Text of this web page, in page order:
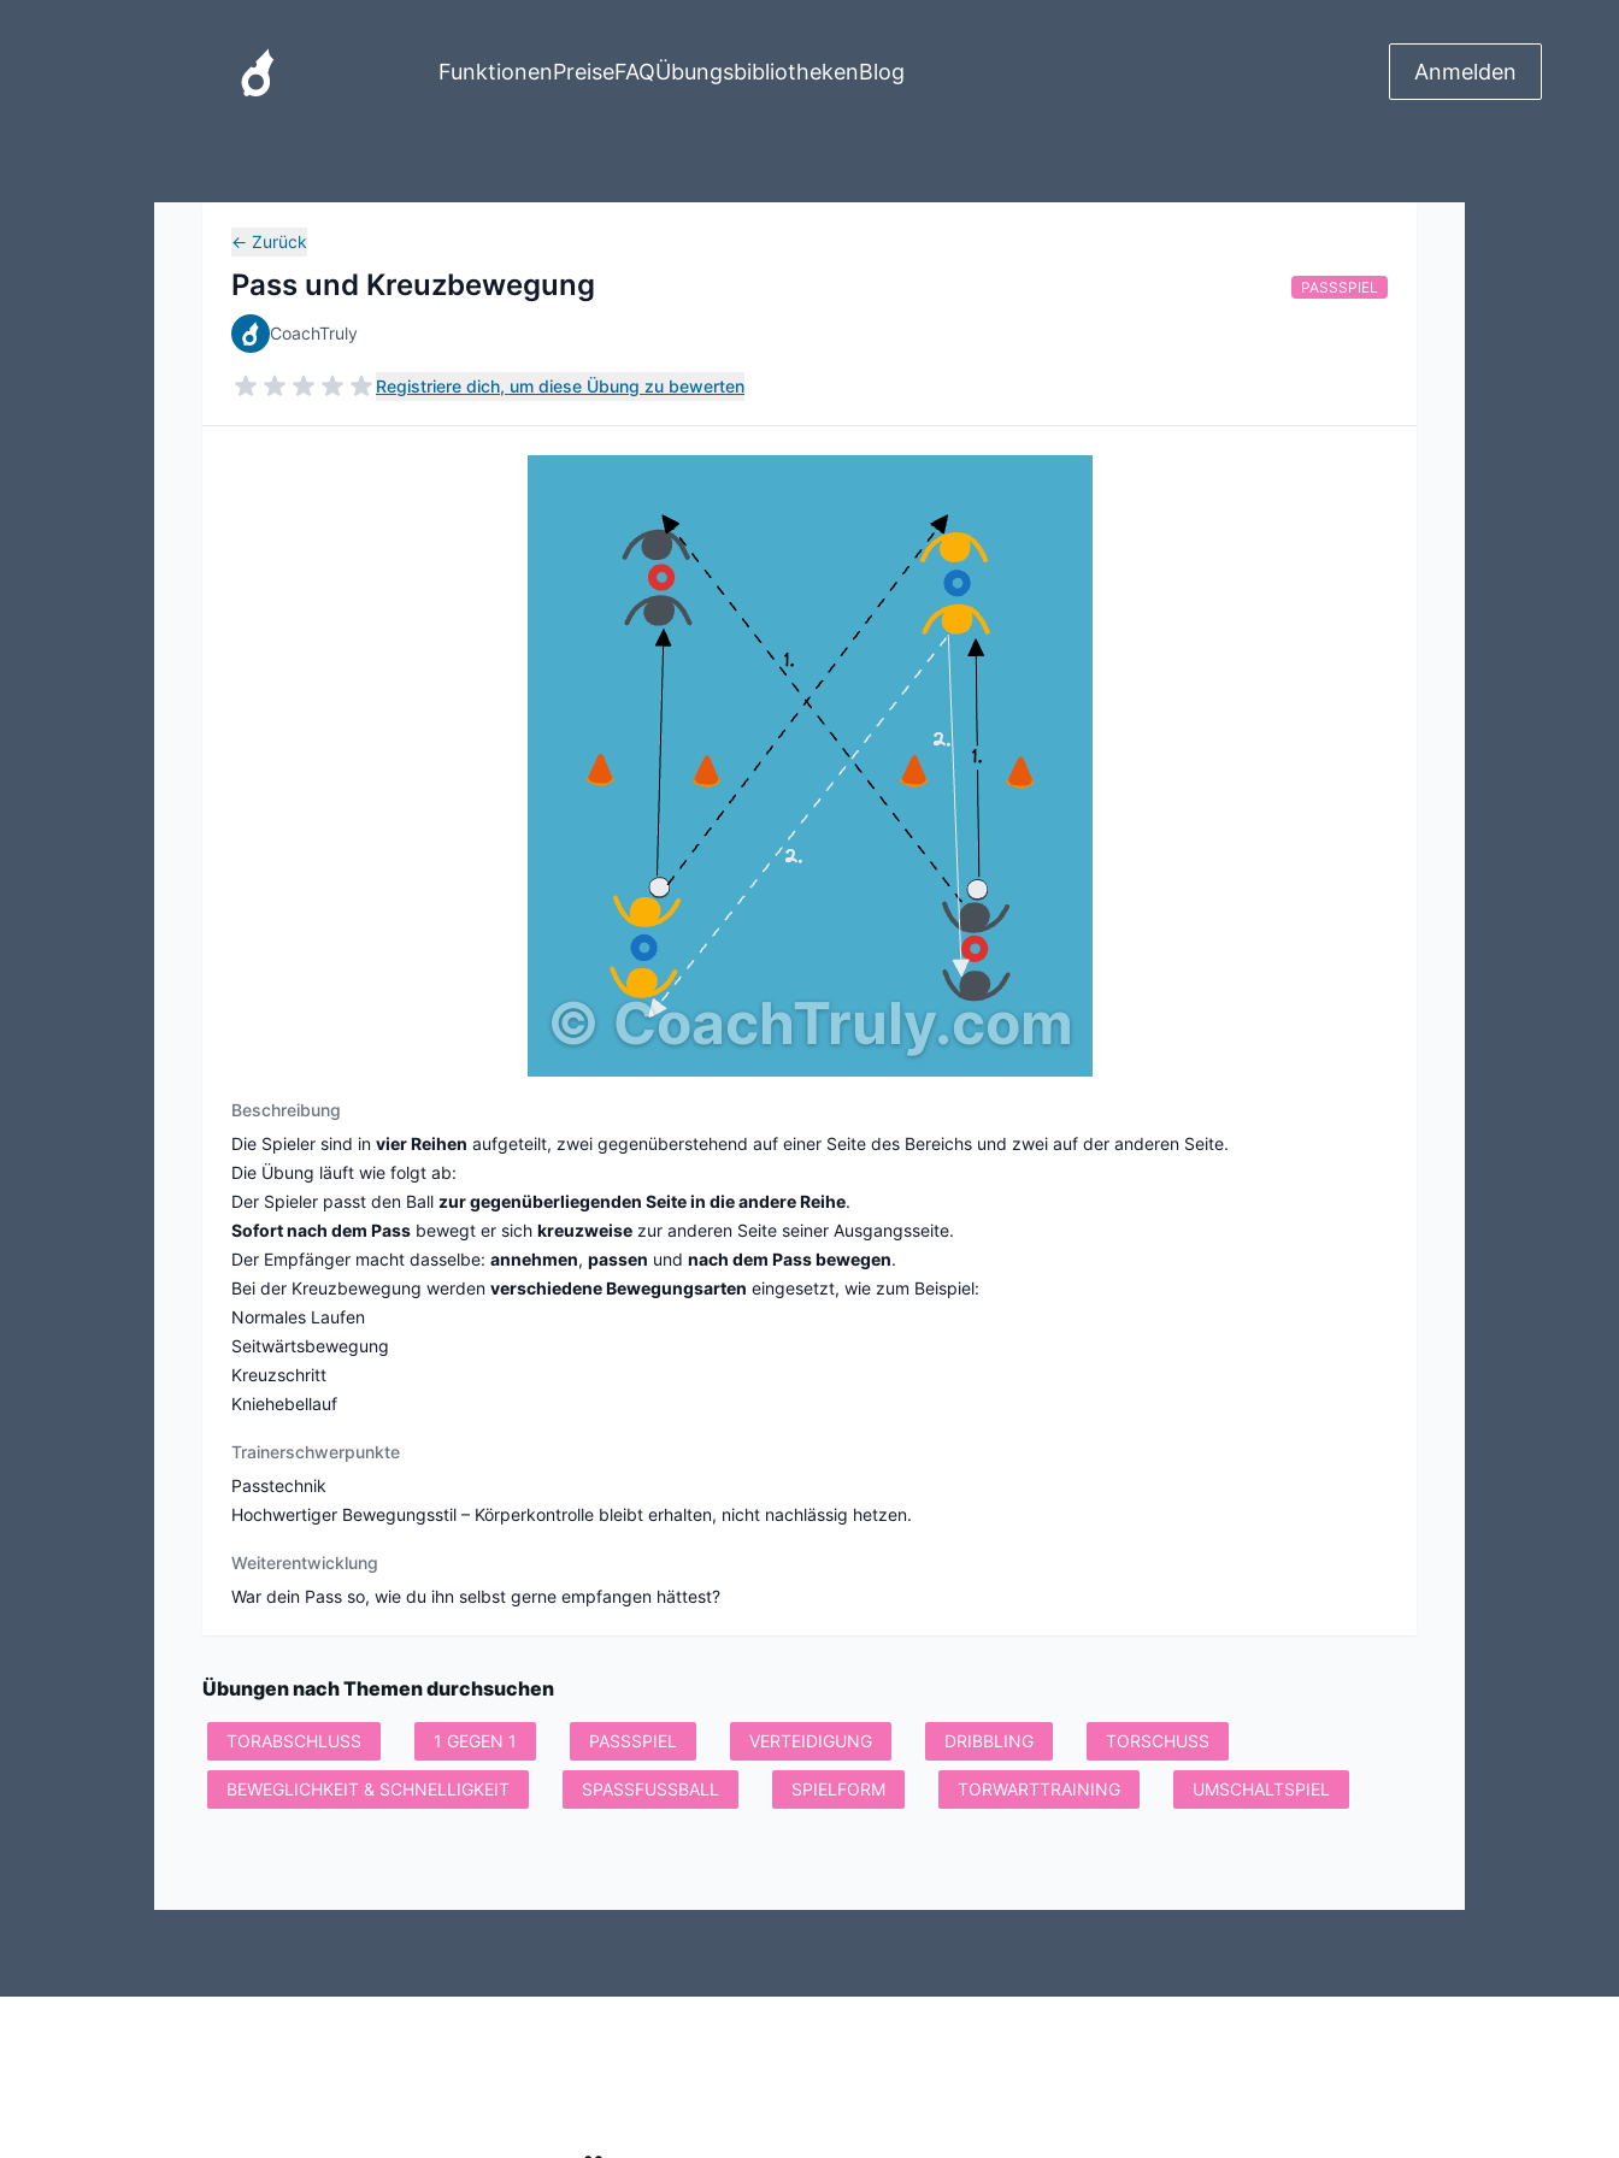
FunktionenPreiseFAQÜbungsbibliothekenBlog Anmelden
← Zurück
Pass und Kreuzbewegung
CoachTruly
Registriere dich, um diese Übung zu bewerten
PASSSPIEL
© CoachTruly.com
Beschreibung
Die Spieler sind in vier Reihen aufgeteilt, zwei gegenüberstehend auf einer Seite des Bereichs und zwei auf der anderen Seite.
Die Übung läuft wie folgt ab:
Der Spieler passt den Ball zur gegenüberliegenden Seite in die andere Reihe.
Sofort nach dem Pass bewegt er sich kreuzweise zur anderen Seite seiner Ausgangsseite.
Der Empfänger macht dasselbe: annehmen, passen und nach dem Pass bewegen.
Bei der Kreuzbewegung werden verschiedene Bewegungsarten eingesetzt, wie zum Beispiel:
Normales Laufen
Seitwärtsbewegung
Kreuzschritt
Kniehebellauf
Trainerschwerpunkte
Passtechnik
Hochwertiger Bewegungsstil – Körperkontrolle bleibt erhalten, nicht nachlässig hetzen.
Weiterentwicklung
War dein Pass so, wie du ihn selbst gerne empfangen hättest?
Übungen nach Themen durchsuchen
TORABSCHLUSS 1 GEGEN 1 PASSSPIEL VERTEIDIGUNG DRIBBLING TORSCHUSS
BEWEGLICHKEIT & SCHNELLIGKEIT SPASSFUSSBALL SPIELFORM TORWARTTRAINING UMSCHALTSPIEL